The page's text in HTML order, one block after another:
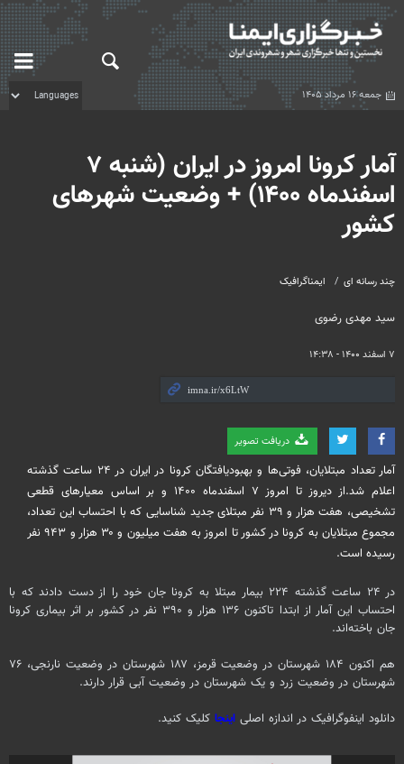
جمعه ۱۶ مرداد ۱۴۰۵
چند رسانه ای ایمناگرافیک
سید مهدی رضوی
۷ اسفند ۱۴۰۰ - ۱۴:۳۸
دریافت تصویر
آمار کرونا امروز در ایران (شنبه ۷
اسفندماه ۱۴۰۰) + وضعیت شهرهای
کشور
آمار تعداد مبتلایان، فوتی‌ها و بهبودیافتگان کرونا در ایران در ۲۴ ساعت گذشته
اعلام شد.از دیروز تا امروز ۷ اسفندماه ۱۴۰۰ و بر اساس معیارهای قطعی
تشخیصی، هفت هزار و ۳۹ نفر مبتلای جدید شناسایی که با احتساب این تعداد،
مجموع مبتلایان به کرونا در کشور تا امروز به هفت میلیون و ۳۰ هزار و ۹۴۳ نفر
رسیده است.
در ۲۴ ساعت گذشته ۲۲۴ بیمار مبتلا به کرونا جان خود را از دست دادند که با
احتساب این آمار از ابتدا تاکنون ۱۳۶ هزار و ۳۹۰ نفر در کشور بر اثر بیماری کرونا
جان باخته‌اند.
هم اکنون ۱۸۴ شهرستان در وضعیت قرمز، ۱۸۷ شهرستان در وضعیت نارنجی، ۷۶
شهرستان در وضعیت زرد و یک شهرستان در وضعیت آبی قرار دارند.
دانلود اینفوگرافیک در اندازه اصلی اینجا کلیک کنید.